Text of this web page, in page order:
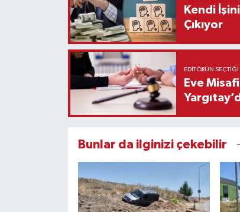
Kendi
Çıkıyor
EDITÖRÜN SEÇTIĞI
Eve
Bunlar da ilginizi çekebilir